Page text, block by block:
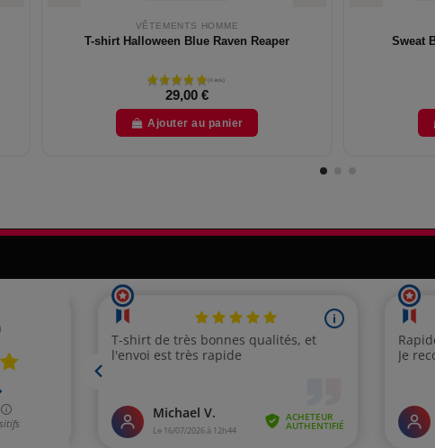
VÊTEMENTS HOMME
T-shirt Halloween Blue Raven Reaper
29,00 €
Ajouter au panier
Sweat